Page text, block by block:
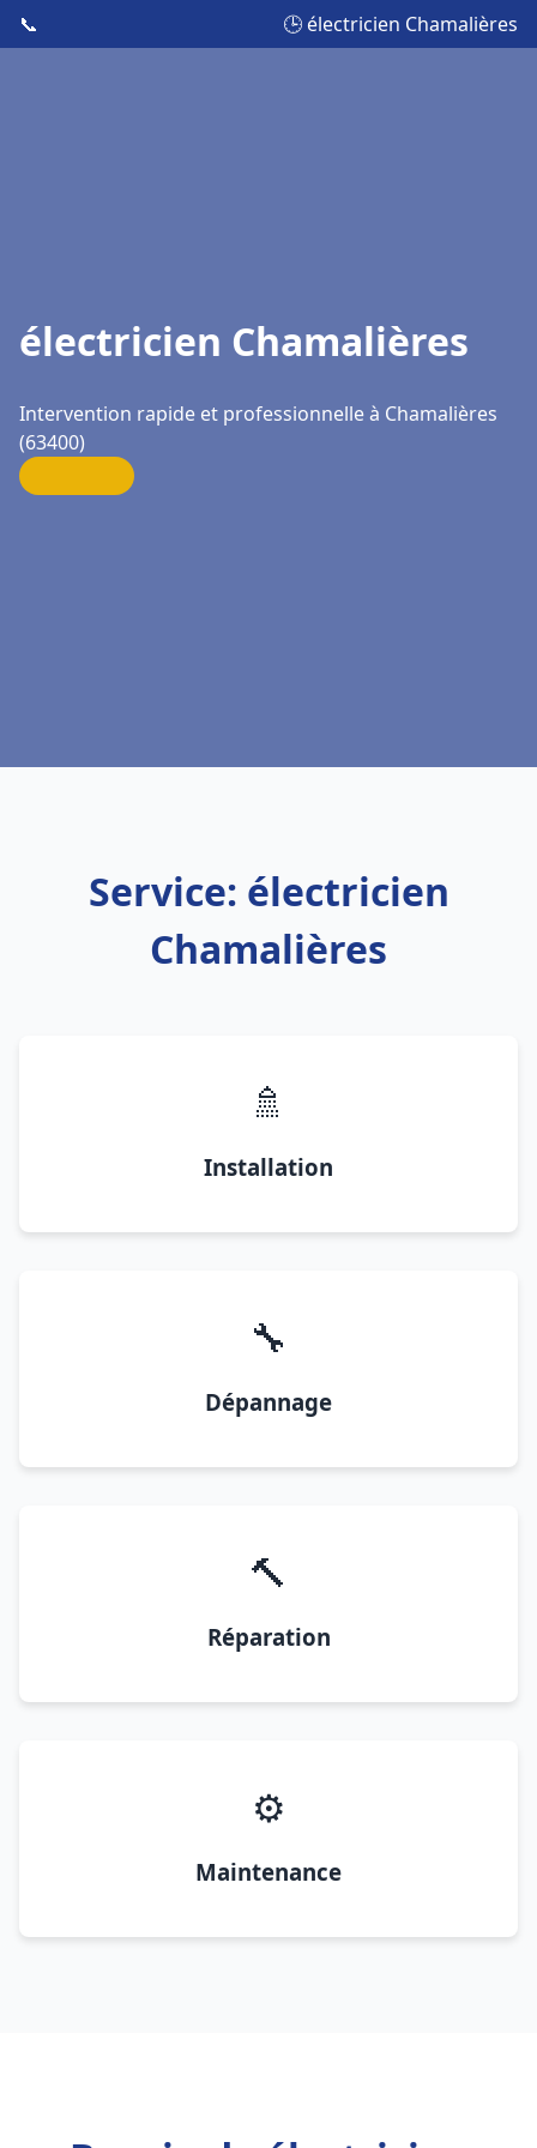
📞 🕒 électricien Chamalières
électricien Chamalières
Intervention rapide et professionnelle à Chamalières
(63400)
Service: électricien
Chamalières
🚿
Installation
🔧
Dépannage
🔨
Réparation
⚙️
Maintenance